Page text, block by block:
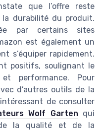
que l’offre reste
durabilité du produit.
par certains sites
est également un
s’équiper rapidement.
positifs, soulignant le
performance. Pour
d’autres outils de la
de consulter
Wolf Garten qui
la qualité et de la